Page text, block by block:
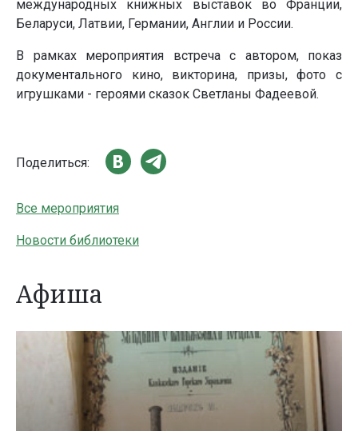
международных книжных выставок во Франции,
Беларуси, Латвии, Германии, Англии и России.
В рамках мероприятия встреча с автором, показ
документального кино, викторина, призы, фото с
игрушками - героями сказок Светланы Фадеевой.
Поделиться:
Все мероприятия
Новости библиотеки
Афиша